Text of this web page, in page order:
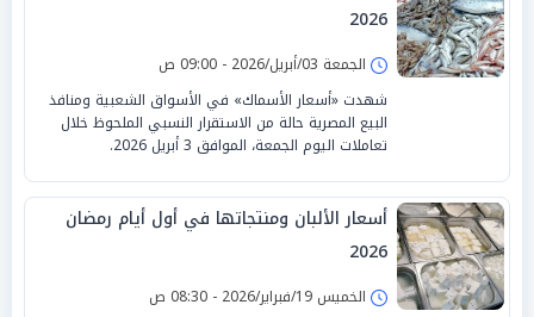
2026
الجمعة 03/أبريل/2026 - 09:00 ص
شهدت «أسعار الأسماك» في الأسواق الشعبية ومنافذ
البيع المصرية حالة من الاستقرار النسبي الملحوظ خلال
تعاملات اليوم الجمعة، الموافق 3 أبريل 2026.
أسعار الألبان ومنتجاتها في أول أيام رمضان
2026
الخميس 19/فبراير/2026 - 08:30 ص